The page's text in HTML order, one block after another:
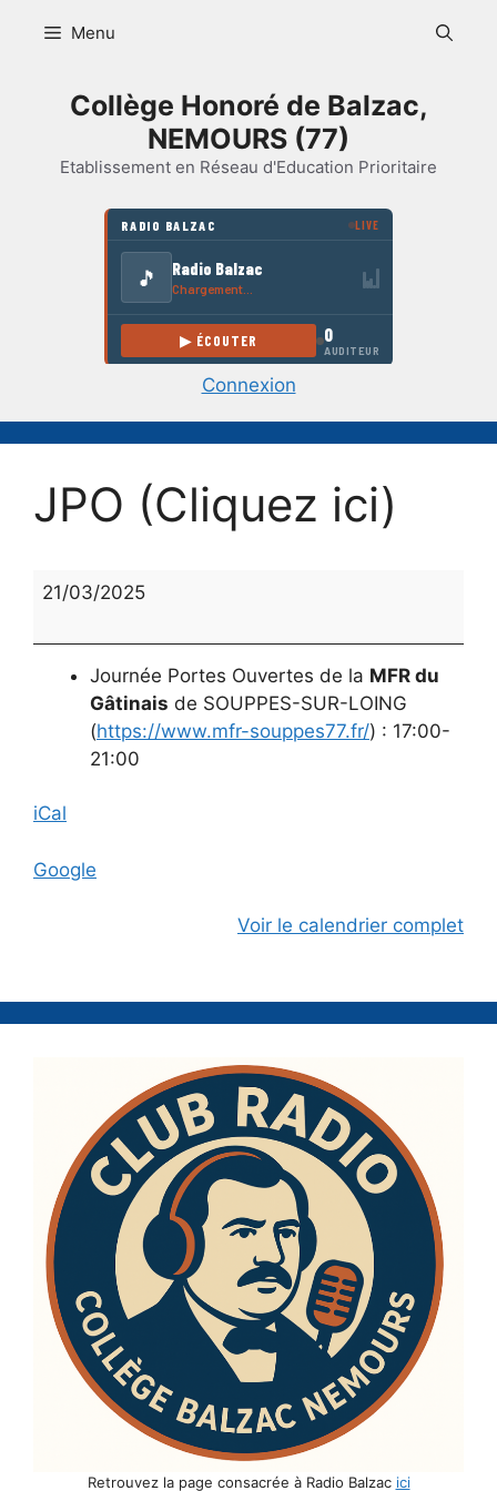
Menu
Collège Honoré de Balzac,
NEMOURS (77)
Etablissement en Réseau d'Education Prioritaire
Connexion
JPO (Cliquez ici)
JPO
21/03/2025
Journée Portes Ouvertes de la MFR du
Gâtinais de SOUPPES-SUR-LOING
(https://www.mfr-souppes77.fr/) : 17:00-
21:00
iCal
Google
Voir le calendrier complet
Retrouvez la page consacrée à Radio Balzac ici